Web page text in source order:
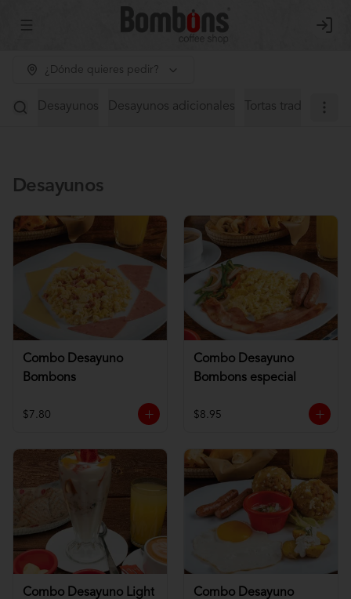
Abrir menu de navegación Login
¿Dónde quieres pedir?
Desayunos Desayunos adicionales Tortas tradicionales
Desayunos
Combo Desayuno
Bombons
$7.80
Combo Desayuno
Bombons especial
$8.95
Combo Desayuno Light
Combo Desayuno